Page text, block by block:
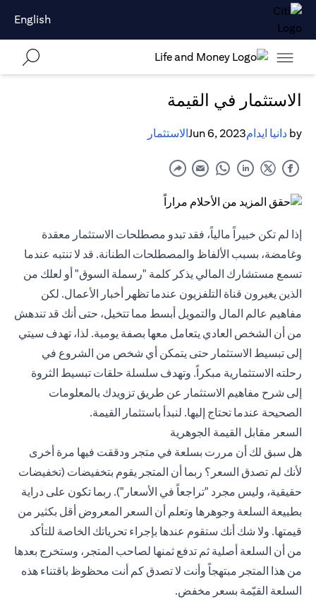
English
الاستثمار في القيمة
by دانيا ايدامJun 6, 2023الاستثمار
إذا لم تكن خبيراً مالياً، فقد تبدو مصطلحات الاستثمار معقدة
وغامضة، بسبب الألفاظ والمصطلحات الطنانة. قد لا تنتبه عندما
تسمع مستشارك المالي يذكر كلمة "رسملة السوق" أو لعلك من
الذين يغيرون قناة التلفزيون عندما تظهر أخبار الأعمال. لكن
مفاهيم عالم المال والتمويل أبسط مما تتخيل، حتى أنك قد تندهش
من أن الشخص العادي يتعامل معها بصفة يومية. لذا، تهدف سيتي
إلى تبسيط الاستثمار حتى يتمكن أي شخص من الشروع في
رحلته الاستثمارية مبكراً. وتهدف سلسلة حلقات تبسيط الثروة
إلى شرح مفاهيم الاستثمار عن طريق تزويدك بالمعلومات
الصحيحة عندما تحتاج إليها. لنبدأ باستثمار القيمة.
السعر مقابل القيمة الجوهرية
هل سبق لك أن مررت بسلعة في متجر ودققت فيها مرة أخرى
لأنك لم تصدق السعر؟ ربما أن المتجر يقوم بتخفيضات (تخفيضات
حقيقية، وليس مجرد "تراجعاً في الأسعار"). ربما تكون على دراية
بطبيعة السلعة وجوهرها وتعلم أن السعر المعروض أقل بكثير من
قيمتها. ولا شك أنك ستقوم عندها بإجراء تحرياتك الخاصة للتأكد
من أن السلعة أصلية ثم تدفع ثمنها لصاحب المتجر، وستخرج بعدها
من هذا المتجر مبتهجاً وأنت لا تصدق كم أنت محظوظ باقتناء هذه
السلعة القيّمة بسعر مخفض.